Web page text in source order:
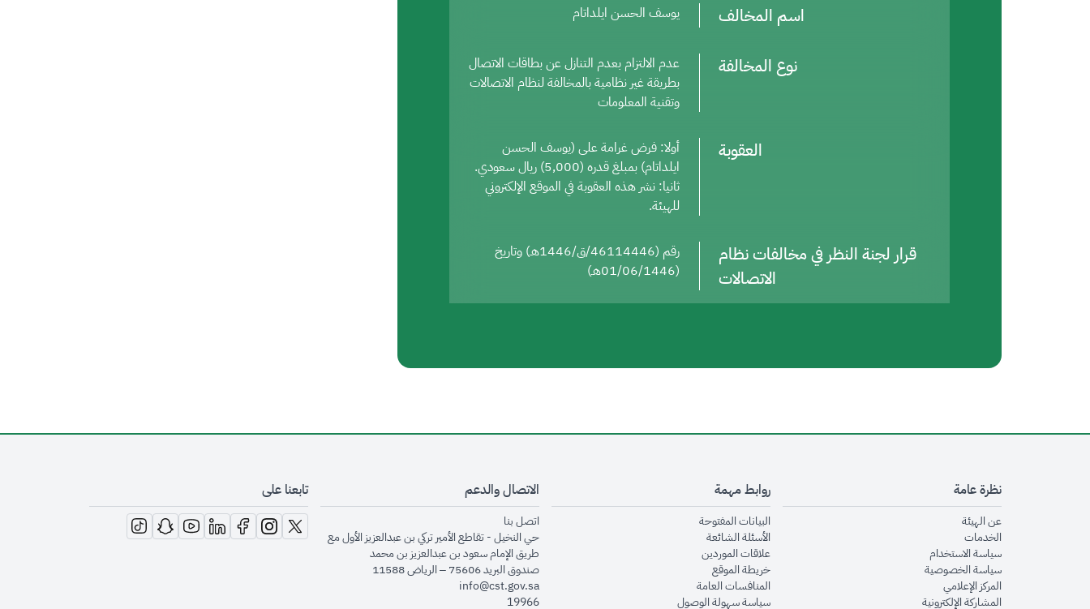
اسم المخالف يوسف الحسن ايلداتام
نوع المخالفة
عدم الالتزام بعدم التنازل عن بطاقات الاتصال
بطريقة غير نظامية بالمخالفة لنظام الاتصالات
وتقنية المعلومات
العقوبة
أولا: فرض غرامة على (يوسف الحسن
ايلداتام) بمبلغ قدره (5,000) ريال سعودي.
ثانيا: نشر هذه العقوبة في الموقع الإلكتروني
للهيئة.
قرار لجنة النظر في مخالفات نظام
الاتصالات
رقم (46114446/ق/1446هـ) وتاريخ
(01/06/1446هـ)
نظرة عامة
عن الهيئةopens in new window
الخدماتopens in new window
سياسة الاستخدام
سياسة الخصوصيةopens in new window
المركز الإعلاميopens in new window
المشاركة الإلكترونيةopens in new window
روابط مهمة
البيانات المفتوحةopens in new window
الأسئلة الشائعةopens in new window
علاقات الموردينopens in new window
خريطة الموقعopens in new window
المنافسات العامةopens in new window
سياسة سهولة الوصولopens in new window
الاتصال والدعم
اتصل بنا
حي النخيل - تقاطع الأمير تركي بن عبدالعزيز الأول مع
طريق الإمام سعود بن عبدالعزيز بن محمد
صندوق البريد 75606 – الرياض 11588
info@cst.gov.sa
19966
تابعنا على
opens in new window
opens in new window
opens in new window
opens in new window
opens in new window
opens in new window
opens in new window